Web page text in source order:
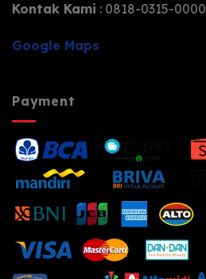
Kontak Kami : 0818-0315-0000
Google Maps
Payment